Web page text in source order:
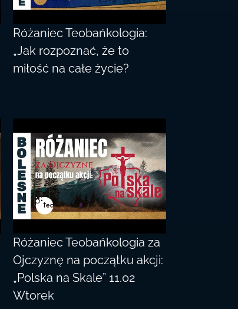
Różaniec Teobańkologia:
„Jak rozpoznać, że to
miłość na całe życie?
Różaniec Teobańkologia za
Ojczyznę na początku akcji:
„Polska na Skale” 11.02
Wtorek